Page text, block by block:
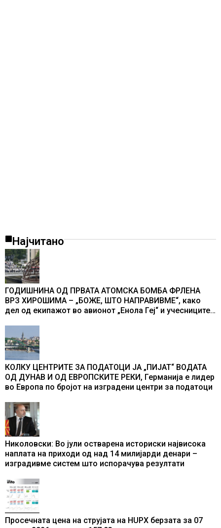
Најчитано
ГОДИШНИНА ОД ПРВАТА АТОМСКА БОМБА ФРЛЕНА
ВРЗ ХИРОШИМА – „БОЖЕ, ШТО НАПРАВИВМЕ“, како
дел од екипажот во авионот „Енола Геј“ и учесниците
промени текот на историјата
КОЛКУ ЦЕНТРИТЕ ЗА ПОДАТОЦИ ЈА „ПИЈАТ“ ВОДАТА
ОД ДУНАВ И ОД ЕВРОПСКИТЕ РЕКИ, Германија е лидер
во Европа по бројот на изградени центри за податоци
Николовски: Во јули остварена историски највисока
наплата на приходи од над 14 милијарди денари –
изградивме систем што испорачува резултати
Просечната цена на струјата на HUPX берзата за 07